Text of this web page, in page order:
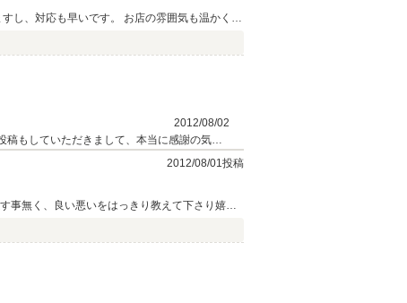
し、対応も早いです。 お店の雰囲気も温かく、
2012/08/02
2012/08/01投稿
事無く、良い悪いをはっきり教えて下さり嬉し
走らせて頂き、驚きました。「街中だけ走って
ドルの運転の注意点まで教えて頂きまして、家